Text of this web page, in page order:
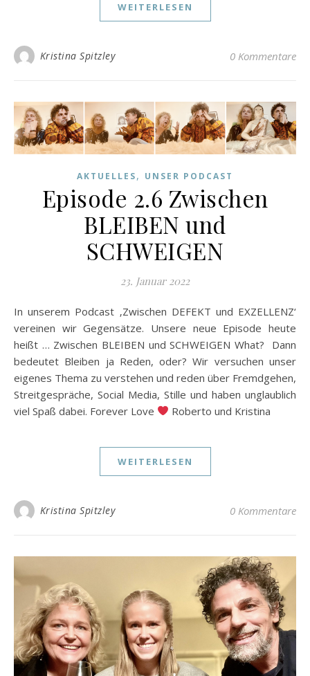
WEITERLESEN
Kristina Spitzley 0 Kommentare
AKTUELLES, UNSER PODCAST
Episode 2.6 Zwischen
BLEIBEN und
SCHWEIGEN
23. Januar 2022
In unserem Podcast ‚Zwischen DEFEKT und EXZELLENZ‘
vereinen wir Gegensätze. Unsere neue Episode heute
heißt … Zwischen BLEIBEN und SCHWEIGEN What? Dann
bedeutet Bleiben ja Reden, oder? Wir versuchen unser
eigenes Thema zu verstehen und reden über Fremdgehen,
Streitgespräche, Social Media, Stille und haben unglaublich
viel Spaß dabei. Forever Love
Roberto und Kristina
WEITERLESEN
Kristina Spitzley 0 Kommentare